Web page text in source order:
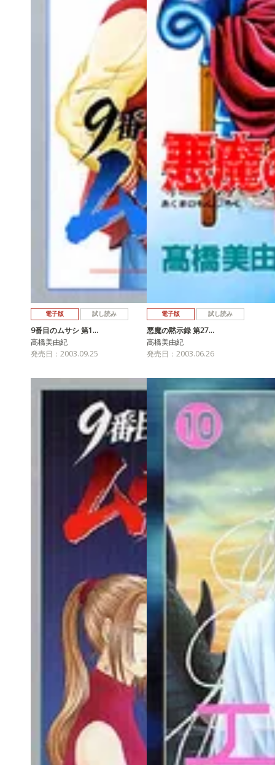
電子版 試し読み
9番目のムサシ 第1…
高橋美由紀
発売日：2003.09.25
電子版 試し読み
悪魔の黙示録 第27…
高橋美由紀
発売日：2003.06.26